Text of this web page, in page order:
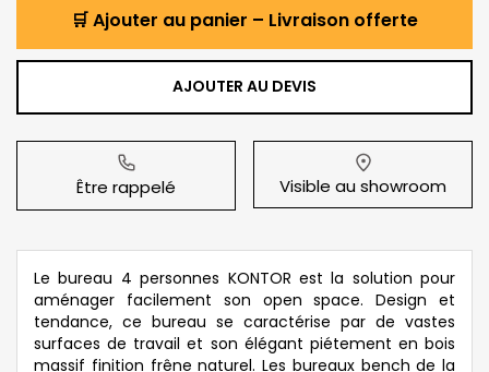
🛒 Ajouter au panier – Livraison offerte
AJOUTER AU DEVIS
Être rappelé Visible au showroom
Le bureau 4 personnes KONTOR est la solution pour
aménager facilement son open space. Design et
tendance, ce bureau se caractérise par de vastes
surfaces de travail et son élégant piétement en bois
massif finition frêne naturel. Les bureaux bench de la